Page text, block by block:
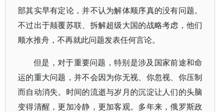
部其实早有定论，并不认为解体顺序真的没有问题。
不过出于颠覆苏联、拆解超级大国的战略考虑，他们
顺水推舟，不再就此问题发表任何言论。
但是，对于重要问题，特别是涉及国家前途和命
运的重大问题，并不会因为你无视、你忽视、你压制
而自动消失。时间的流逝与岁月的沉淀让人们的头脑
变得清醒，更加冷静，更加客观。多年来，俄罗斯政